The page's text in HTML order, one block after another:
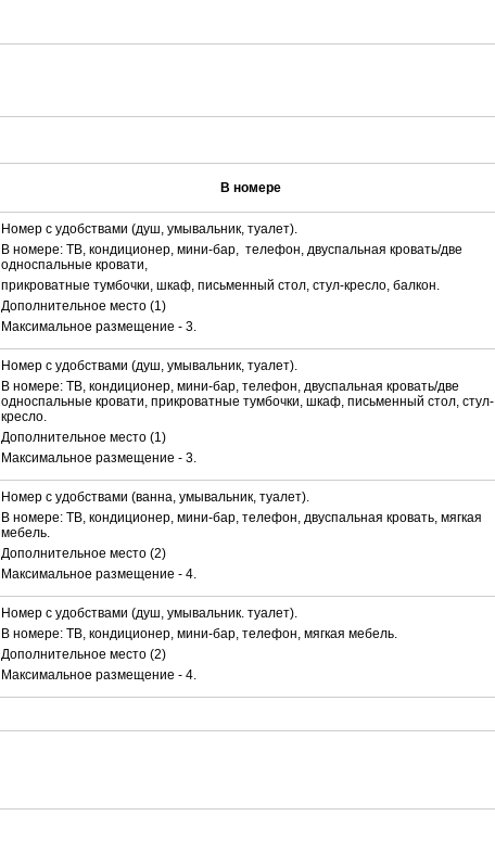
В номере
Номер с удобствами (душ, умывальник, туалет).
В номере: ТВ, кондиционер, мини-бар, телефон, двуспальная кровать/две
односпальные кровати,
прикроватные тумбочки, шкаф, письменный стол, стул-кресло, балкон.
Дополнительное место (1)
Максимальное размещение - 3.
Номер с удобствами (душ, умывальник, туалет).
В номере: ТВ, кондиционер, мини-бар, телефон, двуспальная кровать/две
односпальные кровати, прикроватные тумбочки, шкаф, письменный стол, стул-
кресло.
Дополнительное место (1)
Максимальное размещение - 3.
Номер с удобствами (ванна, умывальник, туалет).
В номере: ТВ, кондиционер, мини-бар, телефон, двуспальная кровать, мягкая
мебель.
Дополнительное место (2)
Максимальное размещение - 4.
Номер с удобствами (душ, умывальник. туалет).
В номере: ТВ, кондиционер, мини-бар, телефон, мягкая мебель.
Дополнительное место (2)
Максимальное размещение - 4.